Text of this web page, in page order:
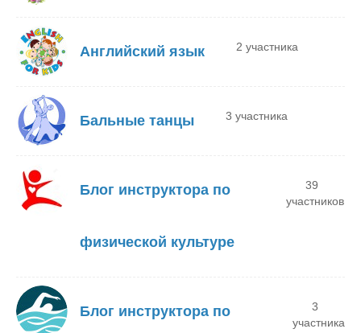
Английский язык 2 участника
Бальные танцы 3 участника
Блог инструктора по
физической культуре
39
участников
Блог инструктора по
3
участника